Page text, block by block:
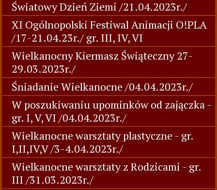
Światowy Dzień Ziemi /21.04.2023r./
XI Ogólnopolski Festiwal Animacji O!PLA
/17-21.04.23r./ gr. III, IV, VI
Wielkanocny Kiermasz Świąteczny 27-
29.03.2023r./
Śniadanie Wielkanocne /04.04.2023r./
W poszukiwaniu upominków od zajączka -
gr. I, V, VI /04.04.2023r./
Wielkanocne warsztaty plastyczne - gr.
I,II,IV,V /3-4.04.2023r./
Wielkanocne warsztaty z Rodzicami - gr.
III /31.03.2023r./